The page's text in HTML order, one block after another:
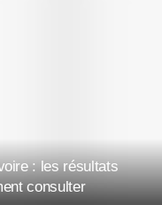
: les résultats
consulter